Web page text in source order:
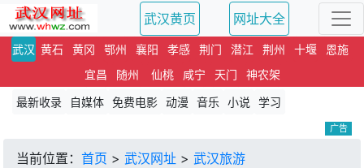
武汉黄页 网址大全
武汉 黄石 黄冈 鄂州 襄阳 孝感 荆门 潜江 荆州 十堰
恩施
宜昌
随州 仙桃 咸宁 天门
神农架
最新收录
自媒体 免费电影 动漫 音乐 小说 学习
广告
当前位置： 首页 > 武汉网址 > 武汉旅游